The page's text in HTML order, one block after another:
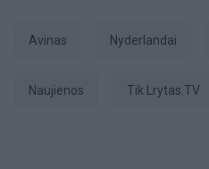
Avinas Nyderlandai
Naujienos tik Lrytas.TV